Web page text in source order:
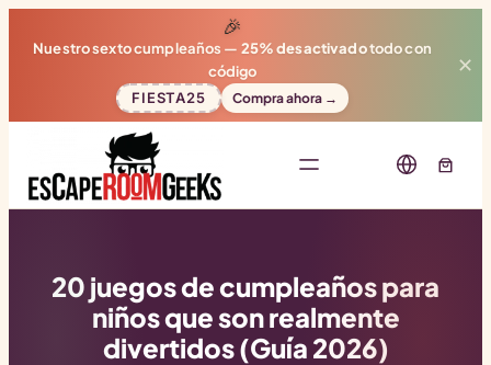
🎉
Nuestro sexto cumpleaños — 25% desactivadotodo con
código
FIESTA25
Compra ahora →
✕
20 juegos de cumpleaños para
niños que son realmente
divertidos (Guía 2026)